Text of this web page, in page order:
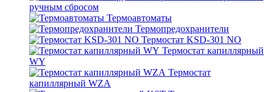
ручным сбросом
Термоавтоматы
Термопредохранители
Термостат KSD-301 NO
Термостат капиллярный
WY
Термостат
капиллярный WZA